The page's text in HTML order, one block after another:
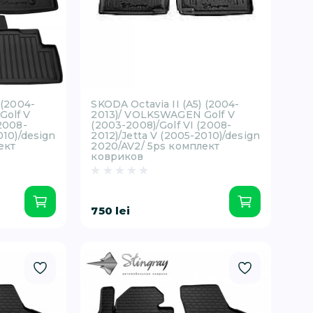
V
design
SKODA Octavia II (A5) (2004-
2013)/ VOLKSWAGEN Golf V
(2003-2008)/Golf VI (2008-
2012)/Jetta V (2005-2010)/design
2020/AV2/ 5ps комплект
ковриков
750 lei